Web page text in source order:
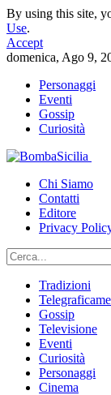
By using this site,
Use.
Accept
domenica, Ago 9,
Personaggi
Eventi
Gossip
Curiosità
Chi Siamo
Contatti
Editore
Privacy
Tradizioni
Gossip
Televisione
Eventi
Curiosità
Personaggi
Cinema